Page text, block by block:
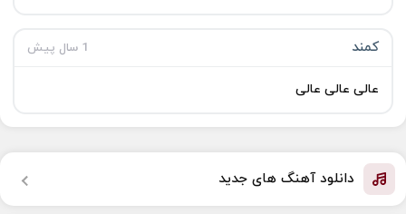
کمند 1 سال پیش
عالی عالی عالی
دانلود آهنگ های جدید